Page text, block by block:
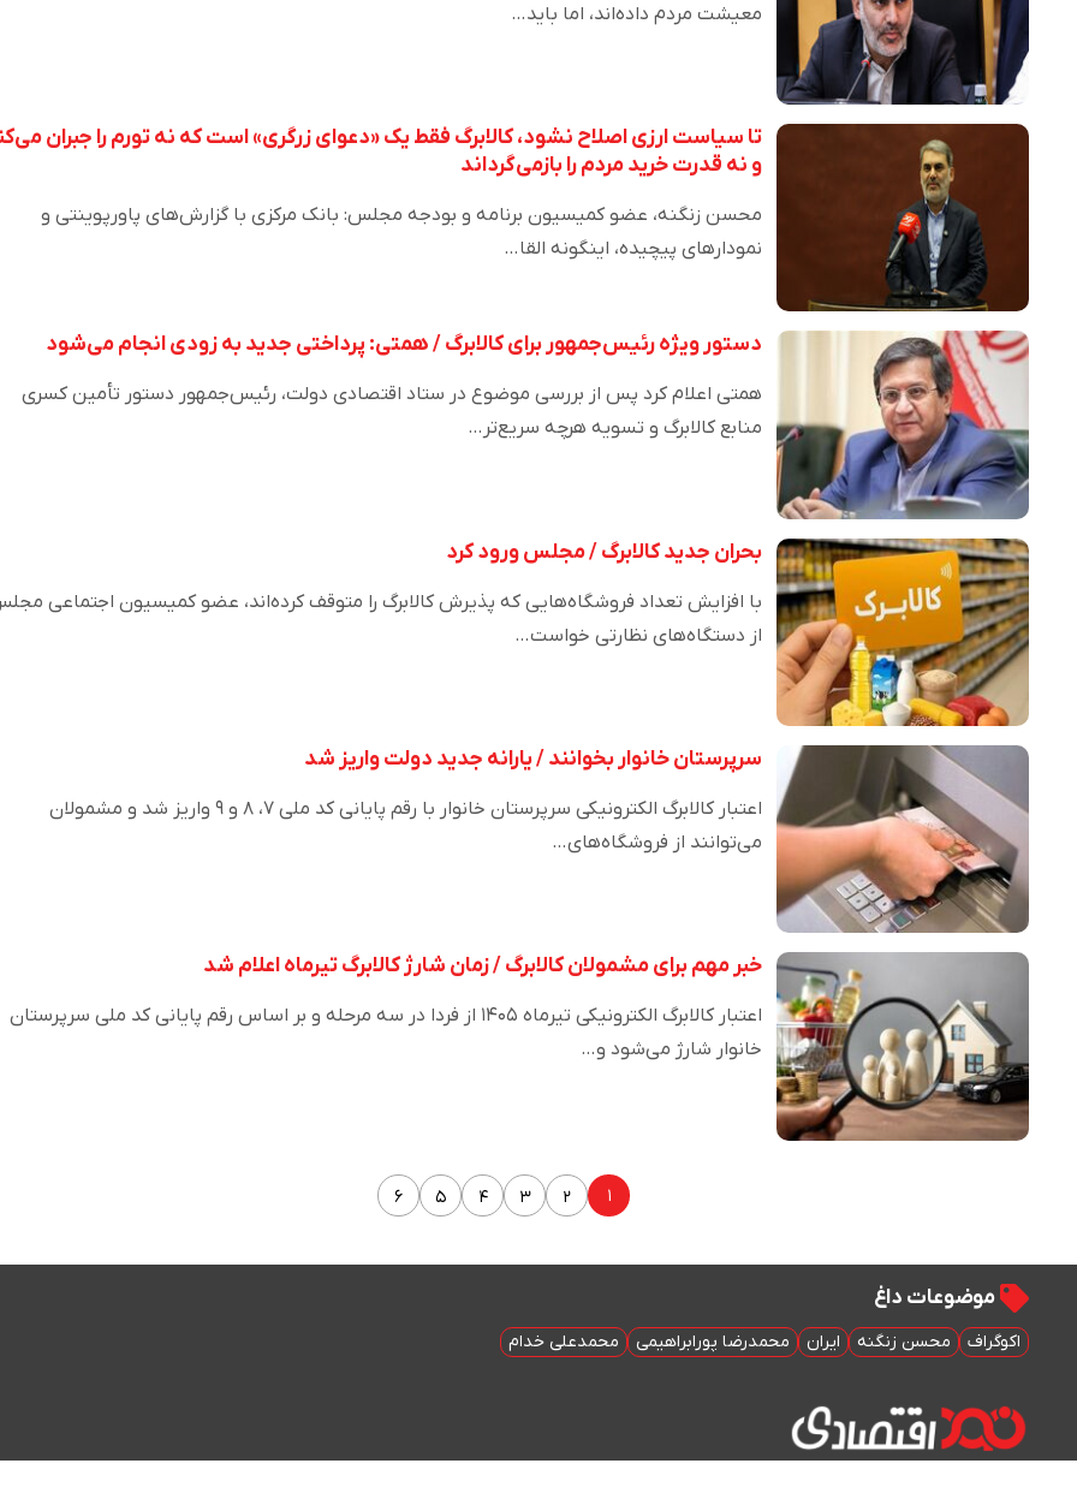
معیشت مردم داده‌اند، اما باید…
تا سیاست ارزی اصلاح نشود، کالابرگ فقط یک «دعوای زرگری» است که نه تورم را جبران
و نه قدرت خرید مردم را بازمی‌گرداند
محسن زنگنه، عضو کمیسیون برنامه و بودجه مجلس: بانک مرکزی با گزارش‌های پاورپوینتی و
نمودارهای پیچیده، اینگونه القا…
دستور ویژه رئیس‌جمهور برای کالابرگ / همتی: پرداختی جدید به زودی انجام می‌شود
همتی اعلام کرد پس از بررسی موضوع در ستاد اقتصادی دولت، رئیس‌جمهور دستور تأمین کسری
منابع کالابرگ و تسویه هرچه سریع‌تر…
بحران جدید کالابرگ / مجلس ورود کرد
با افزایش تعداد فروشگاه‌هایی که پذیرش کالابرگ را متوقف کرده‌اند، عضو کمیسیون اجتماعی
از دستگاه‌های نظارتی خواست…
سرپرستان خانوار بخوانند / یارانه جدید دولت واریز شد
اعتبار کالابرگ الکترونیکی سرپرستان خانوار با رقم پایانی کد ملی ۷، ۸ و ۹ واریز شد و مشمولان
می‌توانند از فروشگاه‌های…
خبر مهم برای مشمولان کالابرگ / زمان شارژ کالابرگ تیرماه اعلام شد
اعتبار کالابرگ الکترونیکی تیرماه ۱۴۰۵ از فردا در سه مرحله و بر اساس رقم پایانی کد ملی سرپرستان
خانوار شارژ می‌شود و…
۱ ۲ ۳ ۴ ۵ ۶
موضوعات داغ
اکوگراف محسن زنگنه ایران محمدرضا پورابراهیمی محمدعلی خدام